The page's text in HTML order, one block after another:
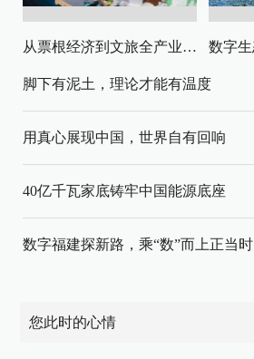
从票根经济到文旅全产业链升级
脚下有泥土，理论才能有温度
用真心展现中国，世界自有回响
40亿千瓦家底铸牢中国能源底座
数字福建探新路，乘“数”而上正当时
您此时的心情